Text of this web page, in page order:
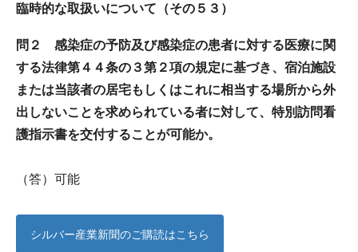
臨時的な取扱いについて（その５３）
問２ 感染症の予防及び感染症の患者に対する医療に関
する法律第４４条の３第２項の規定に基づき、宿泊施設
または当該者の居宅もしくはこれに相当する場所から外
出しないことを求められている者に対して、特別訪問看
護指示書を交付することが可能か。
（答）可能
シルバー産業新聞のご購読はこちら